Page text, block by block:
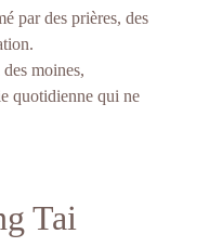
par des prières, des
quotidienne qui ne
Tai